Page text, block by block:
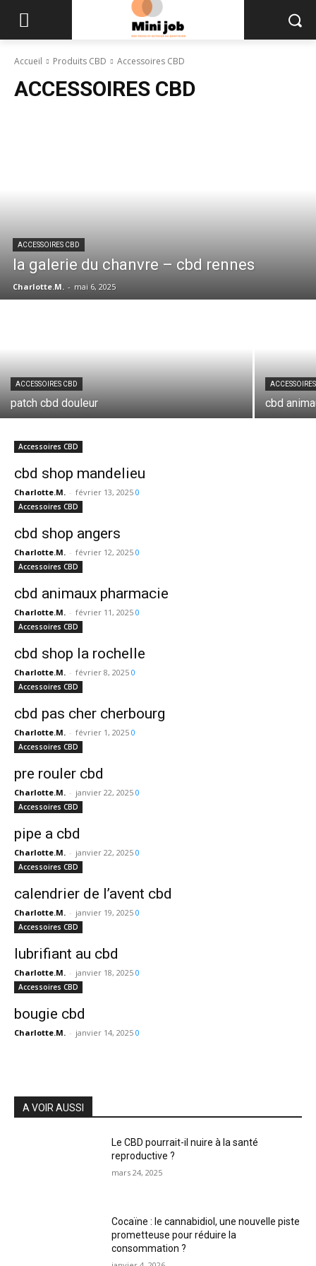
Accueil Produits CBD Accessoires CBD
ACCESSOIRES CBD
ACCESSOIRES CBD
la galerie du chanvre – cbd rennes
Charlotte.M. - mai 6, 2025
ACCESSOIRES CBD
patch cbd douleur cbd
Accessoires CBD
cbd shop mandelieu
Charlotte.M. - février 13, 2025 0
Accessoires CBD
cbd shop angers
Charlotte.M. - février 12, 2025 0
Accessoires CBD
cbd animaux pharmacie
Charlotte.M. - février 11, 2025 0
Accessoires CBD
cbd shop la rochelle
Charlotte.M. - février 8, 2025 0
Accessoires CBD
cbd pas cher cherbourg
Charlotte.M. - février 1, 2025 0
Accessoires CBD
pre rouler cbd
Charlotte.M. - janvier 22, 2025 0
Accessoires CBD
pipe a cbd
Charlotte.M. - janvier 22, 2025 0
Accessoires CBD
calendrier de l’avent cbd
Charlotte.M. - janvier 19, 2025 0
Accessoires CBD
lubrifiant au cbd
Charlotte.M. - janvier 18, 2025 0
Accessoires CBD
bougie cbd
Charlotte.M. - janvier 14, 2025 0
A VOIR AUSSI
Le CBD pourrait-il nuire à la santé
reproductive ?
mars 24, 2025
Cocaïne : le cannabidiol, une nouvelle piste
prometteuse pour réduire la
consommation ?